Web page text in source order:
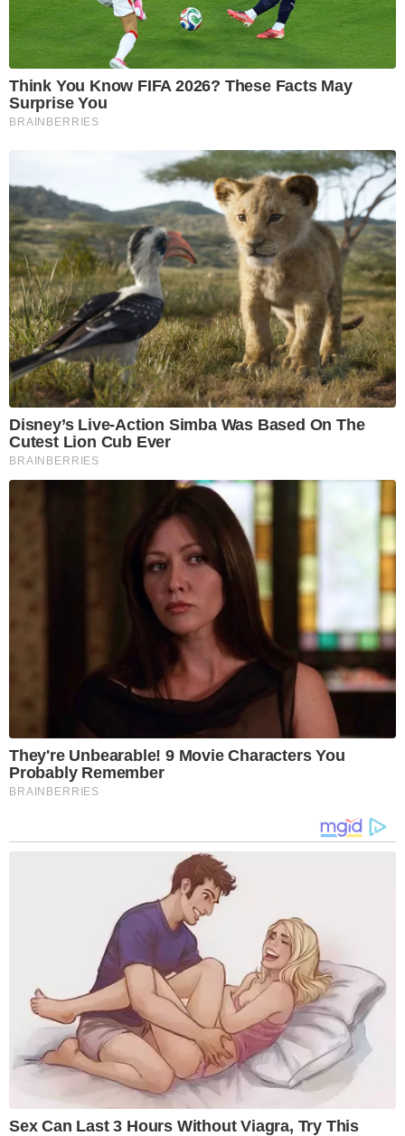
Think You Know FIFA 2026? These Facts May
Surprise You
BRAINBERRIES
Disney’s Live-Action Simba Was Based On The
Cutest Lion Cub Ever
BRAINBERRIES
They're Unbearable! 9 Movie Characters You
Probably Remember
BRAINBERRIES
Sex Can Last 3 Hours Without Viagra, Try This